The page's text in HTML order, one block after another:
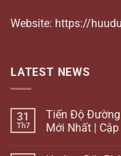
Website: https://
LATEST NEWS
31
Th7
Tiến Độ
Mới Nhất |